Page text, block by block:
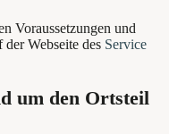
Voraussetzungen und
Webseite des Service
um den Ortsteil